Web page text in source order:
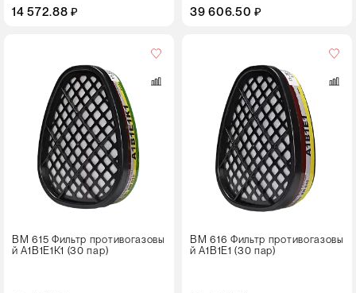
14 572.88 ₽ 39 606.50 ₽
ВМ 615 Фильтр противогазовы
й А1В1Е1К1 (30 пар)
ВМ 616 Фильтр противогазовы
й А1В1Е1 (30 пар)
30 пар